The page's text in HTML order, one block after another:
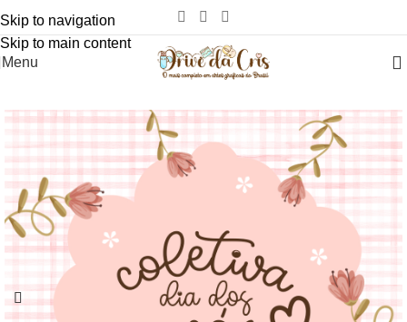
Skip to navigation
Skip to main content
Menu